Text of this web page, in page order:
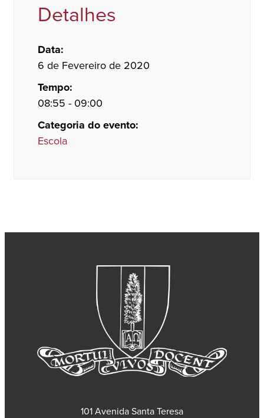
Detalhes
Data:
6 de Fevereiro de 2020
Tempo:
08:55 - 09:00
Categoria do evento:
Escola
101 Avenida Santa Teresa